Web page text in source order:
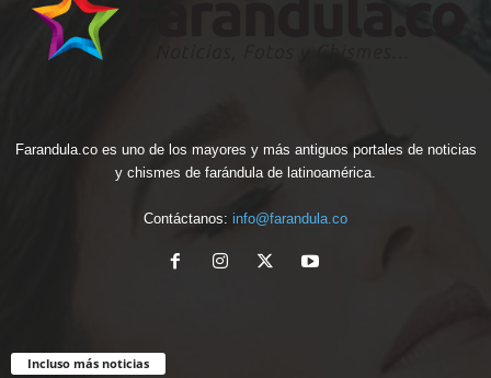
Farandula.co es uno de los mayores y más antiguos portales de noticias
y chismes de farándula de latinoamérica.
Contáctanos: info@farandula.co
Incluso más noticias